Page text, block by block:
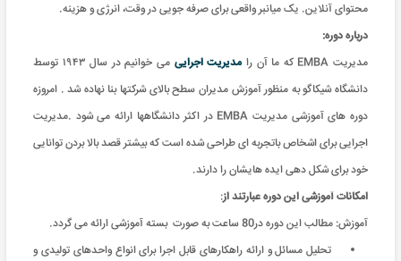
محتوای آنلاین. یک میانبر واقعی برای صرفه جویی در وقت، انرژی و هزینه.
درباره دوره:
مدیریت EMBA که ما آن را
مدیریت اجرایی
می خوانیم در سال ۱۹۴۳ توسط
دانشگاه شیکاگو به منظور آموزش مدیران سطح بالای شرکتها بنا نهاده شد . امروزه
دوره های آموزشی مدیریت EMBA در اکثر دانشگاهها ارائه می شود .مدیریت
اجرایی برای اشخاص باتجربه ای طراحی شده است که بیشتر قصد بالا بردن توانایی
خود برای شکل دهی ایده هایشان را دارند.
امکانات آموزشی این دوره عبارتند از:
آموزش: مطالب این دوره در80 ساعت به صورت بسته آموزشی ارائه می گردد
.
تحلیل مسائل و ارائه راهکارهای قابل اجرا برای انواع واحدهای تولیدی و